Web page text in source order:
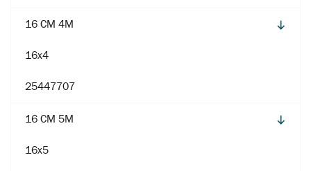
16 CM 4M
16x4
25447707
16 CM 5M
16x5